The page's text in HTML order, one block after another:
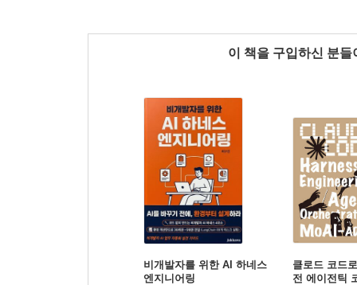
이 책을 구입하신 분
비개발자를 위한 AI 하네스
엔지니어링
클로드 코드
전 에이전틱